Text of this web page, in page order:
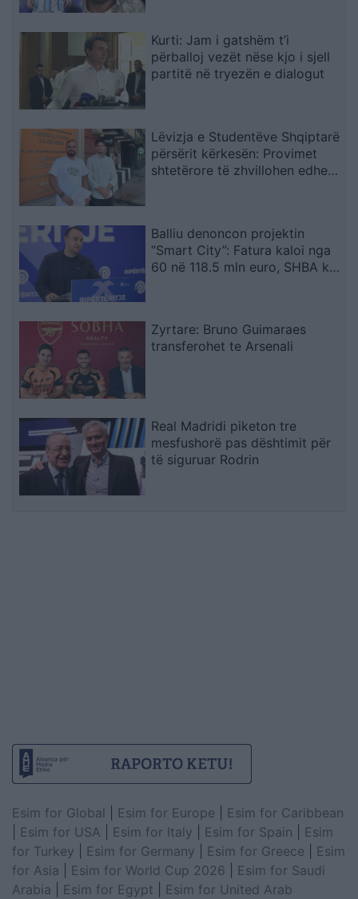
Kurti: Jam i gatshëm t’i
përballoj vezët nëse kjo i sjell
partitë në tryezën e dialogut
Lëvizja e Studentëve Shqiptarë
përsërit kërkesën: Provimet
shtetërore të zhvillohen edhe
Balliu denoncon projektin
“Smart City”: Fatura kaloi nga
60 në 118.5 mln euro, SHBA ka
Zyrtare: Bruno Guimaraes
transferohet te Arsenali
Real Madridi piketon tre
mesfushorë pas dështimit për
të siguruar Rodrin
Esim for Global Esim for Europe
Esim for Caribbean
Esim for USA Esim for Italy Esim for Spain
Esim
for Turkey
Esim for Germany Esim for Greece
Esim
for Asia
Esim for World Cup 2026
Esim for Saudi
Arabia
Esim for Egypt
Esim for United Arab